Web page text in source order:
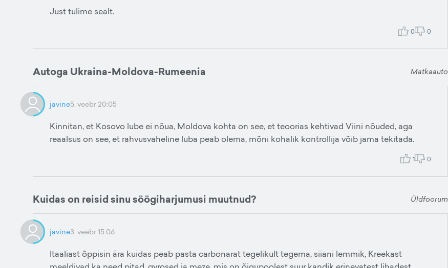
Just tulime sealt.
0 0
Autoga Ukraina-Moldova-Rumeenia Matkaauto
javine5. veebr 20:05
Kinnitan, et Kosovo lube ei nõua, Moldova kohta on see, et teoorias kehtivad Viini nõuded, aga
reaalsus on see, et rahvusvaheline luba peab olema, mõni kohalik kontrollija võib jama tekitada.
1 0
Kuidas on reisid sinu söögiharjumusi muutnud? Üldfoorum
javine3. veebr 15:06
Itaaliast õppisin ära kuidas peab pasta carbonarat tegelikult tegema, siiani lemmik, Kreekast